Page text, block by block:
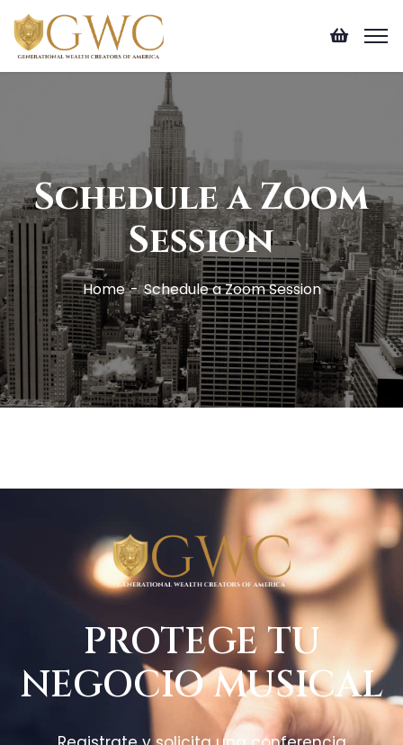
Schedule a Zoom
Session
Home Schedule a Zoom Session
PROTEGE TU
NEGOCIO MUSICAL